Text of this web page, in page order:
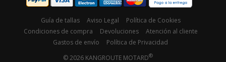
Guía de tallas Aviso Legal
Política de Cookies
Condiciones de compra
Devoluciones
Atención al cliente
Gastos de envío
Política de Privacidad
© 2026 KANGROUTE MOTARD®